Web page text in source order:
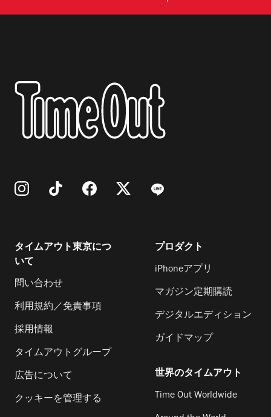
タイムアウト東京につ
いて
問い合わせ
利用規約／免責事項
採用情報
タイムアウトグループ
広告について
クッキーを管理する
プロダクト
iPhoneアプリ
マガジン定期購読
デジタルエディション
ガイドマップ
世界のタイムアウト
Time Out Worldwide